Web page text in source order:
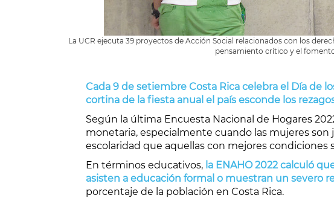
La UCR ejecuta 39 proyectos de Acción Social relacionados con los
pensamiento crítico y el
Cada 9 de setiembre Costa Rica celebra el Día de
cortina de la fiesta anual el país esconde los
Según la última Encuesta Nacional de Hogares
monetaria, especialmente cuando las mujeres
escolaridad que aquellas con mejores condiciones
En términos educativos, la ENAHO 2022 calculó
asisten a educación formal o muestran un severo
porcentaje de la población en Costa Rica.